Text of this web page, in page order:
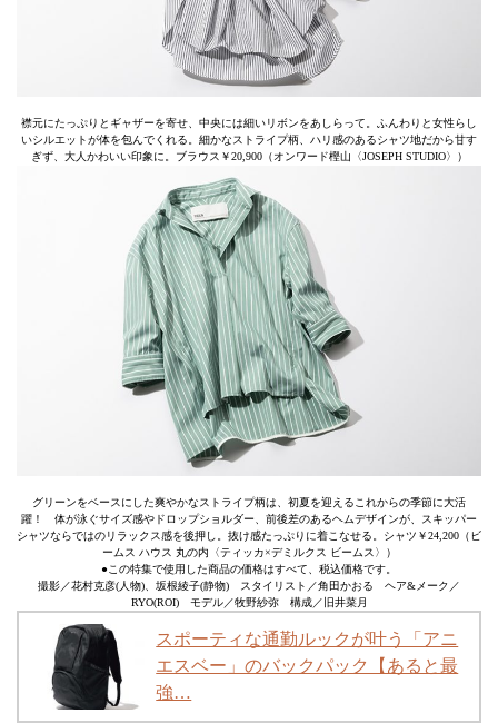
襟元にたっぷりとギャザーを寄せ、中央には細いリボンをあしらって。ふんわりと女性らし
いシルエットが体を包んでくれる。細かなストライプ柄、ハリ感のあるシャツ地だから甘す
ぎず、大人かわいい印象に。ブラウス￥20,900（オンワード樫山〈JOSEPH STUDIO〉）
グリーンをベースにした爽やかなストライプ柄は、初夏を迎えるこれからの季節に大活
躍！ 体が泳ぐサイズ感やドロップショルダー、前後差のあるヘムデザインが、スキッパー
シャツならではのリラックス感を後押し。抜け感たっぷりに着こなせる。シャツ￥24,200（ビ
ームス ハウス 丸の内〈ティッカ×デミルクス ビームス〉）
●この特集で使用した商品の価格はすべて、税込価格です。
撮影／花村克彦(人物)、坂根綾子(静物) スタイリスト／角田かおる ヘア&メーク／
RYO(ROI) モデル／牧野紗弥 構成／旧井菜月
スポーティな通勤ルックが叶う「アニ
エスベー」のバックパック【あると最
強…